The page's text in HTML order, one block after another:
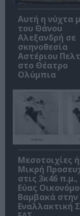
Αυτή η νύχτα
του Θάνου
Αλεξανδρή σε
σκηνοθεσία
Αστέριου
στο Θέατρο
Ολύμπια
Μεσοτοιχίες ή
Μικρή
στις 3κ46 π.μ.,
Εύας
Βαμβακά στην
Εναλλακτική